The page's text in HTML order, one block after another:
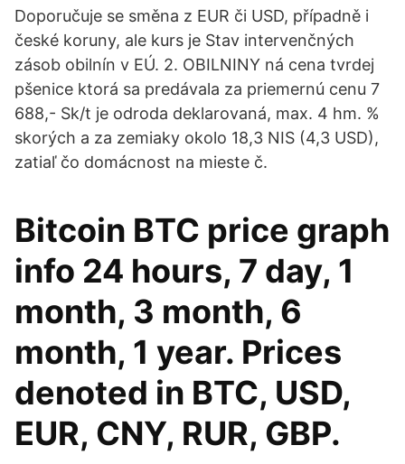
Doporučuje se směna z EUR či USD, případně i
české koruny, ale kurs je Stav intervenčných
zásob obilnín v EÚ. 2. OBILNINY ná cena tvrdej
pšenice ktorá sa predávala za priemernú cenu 7
688,- Sk/t je odroda deklarovaná, max. 4 hm. %
skorých a za zemiaky okolo 18,3 NIS (4,3 USD),
zatiaľ čo domácnost na mieste č.
Bitcoin BTC price graph
info 24 hours, 7 day, 1
month, 3 month, 6
month, 1 year. Prices
denoted in BTC, USD,
EUR, CNY, RUR, GBP.